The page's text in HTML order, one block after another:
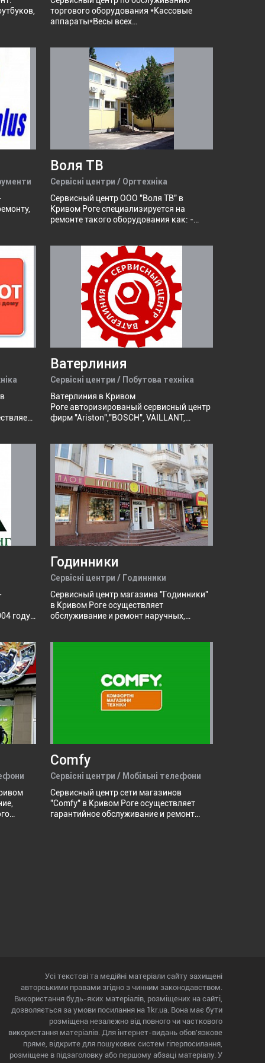
настройка Smart TV.
торгового оборудования *Кассовые
аппараты*Весы всех
торговли:оборудование
(установка,настройка,обслуживание),программное
обеспечение,удаленный доступ и
контроль торговой точки из дома,видео-
наблюдение
Воля ТВ
Сервісні центри / Оргтехніка
Сервисный центр ООО "Воля ТВ" в
Кривом Роге специализируется на
ремонте такого оборудования как: -
- жидкокристаллические телевизоры; -
стабилизаторы напряжения; - источники
бесперебойного питания; - роутеры.
др.
Ватерлиния
Сервісні центри / Побутова техніка
Ватерлиния в Кривом
Роге авторизированый сервисный центр
фирм "Ariston","BOSCH", VAILLANT,
горячей воды, газовых отопительных
котлов, конденсационных отопительных
котлов и газовых колонок.
году.
на
и
и
Годинники
Сервісні центри / Годинники
Сервисный центр магазина "Годинники"
в Кривом Роге осуществляет
обслуживание и ремонт наручных,
"Longines", "Jaguar", "Edox", "Maurice
Lacroix", "Kolber", "Roberto Cavalli" и др.
Comfy
Сервісні центри / Мобільні телефони
Сервисный центр сети магазинов
"Comfy" в Кривом Роге осуществляет
гарантийное обслуживание и ремонт
Усі текстові та медійні матеріали сайту захищені
авторськими правами згідно з чинним законодавством.
Використання будь-яких матеріалів, розміщених на сайті,
дозволяється за умови посилання на 1kr.ua. Вона має бути
розміщена незалежно від повного чи часткового
використання матеріалів. Для інтернет-видань обов'язкове
пряме, відкрите для пошукових систем гіперпосилання,
розміщене в підзаголовку або першому абзаці матеріалу. У